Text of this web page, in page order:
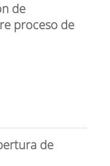
de
proceso de
de